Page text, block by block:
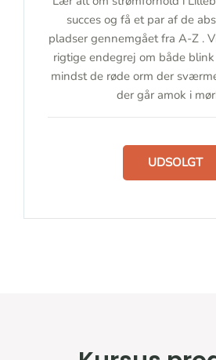
succes og få et par af de
pladser gennemgået fra A-Z .
rigtige endegrej om både
mindst de røde orm der
der går amok i
UDSOLGT